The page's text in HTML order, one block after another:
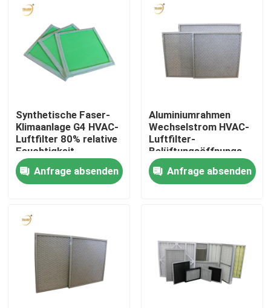
Videos
Über uns
Fabrik-Ausflug
Qualitätskontrolle
Fordern Sie ein Zitat
Tiefer Filter der Falten-HEPA
Vor Luftfilter
Synthetische Faser-
Klimaanlage G4 HVAC-
Luftfilter 80% relative
Feuchtigkeit
Anfrage absenden
Aluminiumrahmen
Wechselstrom HVAC-
Luftfilter-
Belüftungsöffnungs-
Grills für AHU-Einheit
Anfrage absenden